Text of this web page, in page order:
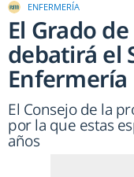
ENFERMERÍA
El Grado
debatirá el
Enfermería
El Consejo de la
por la que estas
años